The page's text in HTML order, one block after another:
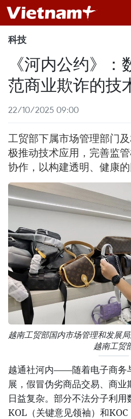
科技
《河内公约》
范商业欺诈的技
22/10/2025 09:00
工贸部下属市场管理部门
极推动技术应用，完善监
协作，以构建透明、健康的
越南工贸部国内市场管理和发展
越南工贸
越通社河内——随着电子商务
展，假冒伪劣商品交易、商
日益复杂。部分不法分子利
KOL（关键意见领袖）和